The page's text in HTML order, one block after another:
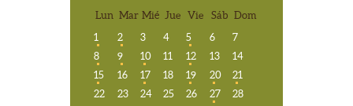
Lun Mar Mié Jue Vie Sáb Dom
1
2 3 4 5 6
7
8
9 10 11 12 13
14
15
16 17 18 19 20
21
22
23 24 25 26 27
28